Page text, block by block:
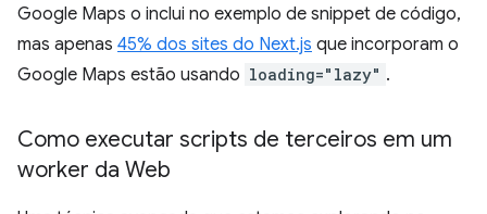
Google Maps o inclui no exemplo de snippet de código,
mas apenas 45% dos sites do Next.js que incorporam o
Google Maps estão usando loading="lazy" .
Como executar scripts de terceiros em um
worker da Web